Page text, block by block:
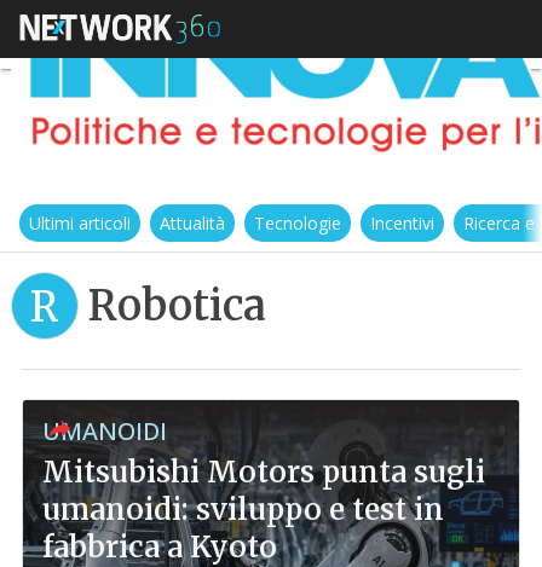
Ultimi articoli Attualità Tecnologie Incentivi Ricerca
R Robotica
UMANOIDI
Mitsubishi Motors punta sugli
umanoidi: sviluppo e test in
fabbrica a Kyoto